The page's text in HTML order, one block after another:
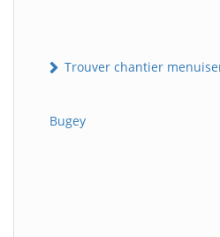
Trouver chantier
Bugey